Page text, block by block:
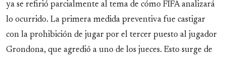
ya se refirió parcialmente al tema de cómo FIFA analizará
lo ocurrido. La primera medida preventiva fue castigar
con la prohibición de jugar por el tercer puesto al jugador
Grondona, que agredió a uno de los jueces. Esto surge de